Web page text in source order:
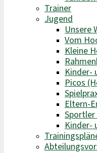
Trainer
Jugend
Unsere
Vom
Kleine
Kinder-
Picos
Eltern-
Sportler
Kinder-